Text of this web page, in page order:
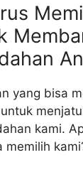
yang bisa
kami.
memilih